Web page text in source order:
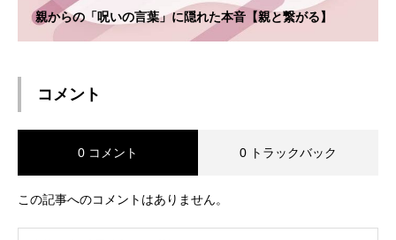
親からの「呪いの言葉」に隠れた本音【親と繋がる】
コメント
0 コメント 0 トラックバック
この記事へのコメントはありません。